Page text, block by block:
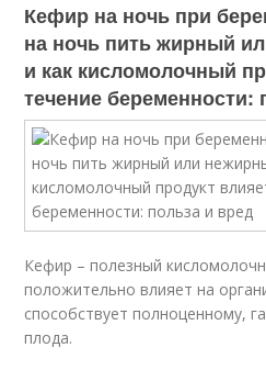
Кефир на ночь при
на ночь пить жирный
и как кисломолочный
течение беременности:
Кефир – полезный
положительно влияет на
способствует полноценному,
плода.